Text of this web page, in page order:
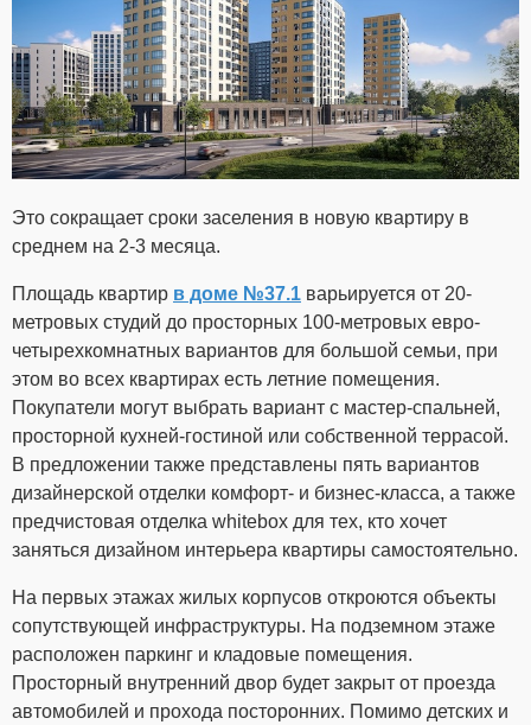
Это сокращает сроки заселения в новую квартиру в
среднем на 2-3 месяца.
Площадь квартир в доме №37.1 варьируется от 20-
метровых студий до просторных 100-метровых евро-
четырехкомнатных вариантов для большой семьи, при
этом во всех квартирах есть летние помещения.
Покупатели могут выбрать вариант с мастер-спальней,
просторной кухней-гостиной или собственной террасой.
В предложении также представлены пять вариантов
дизайнерской отделки комфорт- и бизнес-класса, а также
предчистовая отделка whitebox для тех, кто хочет
заняться дизайном интерьера квартиры самостоятельно.
На первых этажах жилых корпусов откроются объекты
сопутствующей инфраструктуры. На подземном этаже
расположен паркинг и кладовые помещения.
Просторный внутренний двор будет закрыт от проезда
автомобилей и прохода посторонних. Помимо детских и